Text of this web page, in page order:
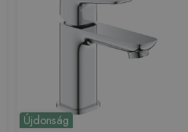
Újdonság